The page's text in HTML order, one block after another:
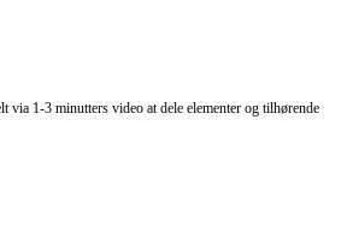
1-3 minutters video at dele elementer og tilhørende